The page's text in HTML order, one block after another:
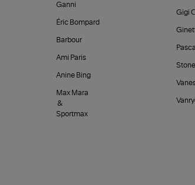
Ganni
Éric Bompard
Barbour
Ami Paris
Anine Bing
Max Mara
&
Sportmax
Gigi